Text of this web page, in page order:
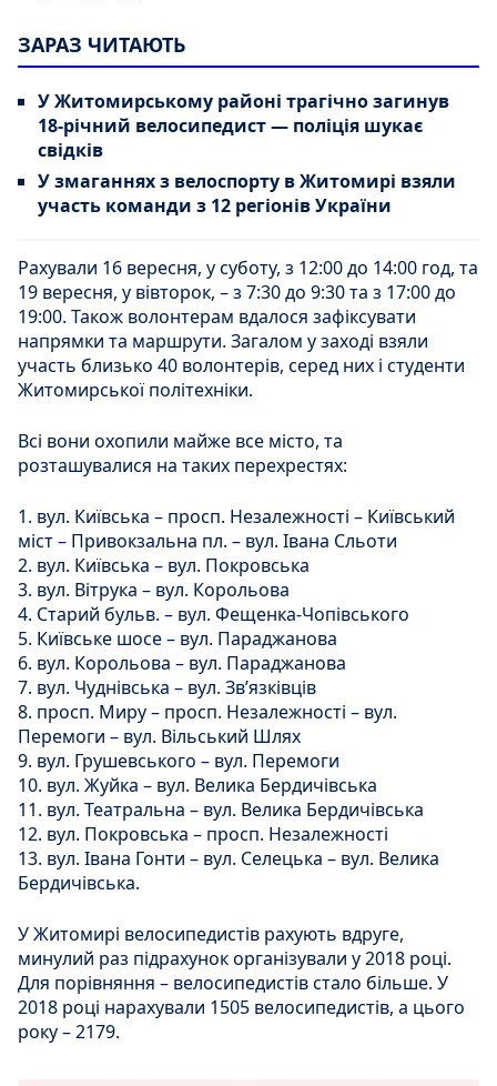
ЗАРАЗ ЧИТАЮТЬ
У Житомирському районі трагічно загинув
18-річний велосипедист — поліція шукає
свідків
У змаганнях з велоспорту в Житомирі взяли
участь команди з 12 регіонів України
Рахували 16 вересня, у суботу, з 12:00 до 14:00 год, та
19 вересня, у вівторок, – з 7:30 до 9:30 та з 17:00 до
19:00. Також волонтерам вдалося зафіксувати
напрямки та маршрути. Загалом у заході взяли
участь близько 40 волонтерів, серед них і студенти
Житомирської політехніки.
Всі вони охопили майже все місто, та
розташувалися на таких перехрестях:
1. вул. Київська – просп. Незалежності – Київський
міст – Привокзальна пл. – вул. Івана Сльоти
2. вул. Київська – вул. Покровська
3. вул. Вітрука – вул. Корольова
4. Старий бульв. – вул. Фещенка-Чопівського
5. Київське шосе – вул. Параджанова
6. вул. Корольова – вул. Параджанова
7. вул. Чуднівська – вул. Зв’язківців
8. просп. Миру – просп. Незалежності – вул.
Перемоги – вул. Вільський Шлях
9. вул. Грушевського – вул. Перемоги
10. вул. Жуйка – вул. Велика Бердичівська
11. вул. Театральна – вул. Велика Бердичівська
12. вул. Покровська – просп. Незалежності
13. вул. Івана Гонти – вул. Селецька – вул. Велика
Бердичівська.
У Житомирі велосипедистів рахують вдруге,
минулий раз підрахунок організували у 2018 році.
Для порівняння – велосипедистів стало більше. У
2018 році нарахували 1505 велосипедистів, а цього
року – 2179.